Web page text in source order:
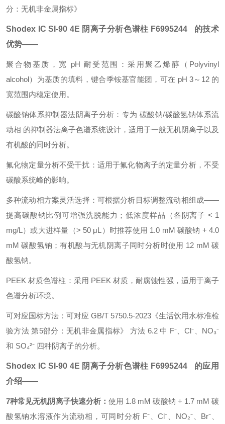
分：无机非金属指标》
Shodex IC SI-90 4E 阴离子分析色谱柱 F6995244 的技术
优势——
聚合物基质，宽 pH 耐受范围：采用聚乙烯醇（Polyvinyl
alcohol）为基质的填料，键合季铵基官能团，可在 pH 3～12 的
宽范围内稳定使用。
碳酸钠体系抑制器法阴离子分析： 专为 碳酸钠/碳酸氢钠体系流
动相 的抑制器法离子色谱系统设计，适用于一般无机阴离子以及
有机酸的同时分析。
氟化物定量分析不受干扰： 适用于氟化物离子的定量分析，不受
碳酸系统峰的影响。
多种流动相方案灵活选择： 可根据分析目标调整流动相组成——
提高碳酸钠比例可增强洗脱能力；低浓度样品（各阴离子 < 1
mg/L）或大进样量（> 50 μL）时推荐使用 1.0 mM 碳酸钠 + 4.0
mM 碳酸氢钠；有机酸与无机阴离子同时分析时使用 12 mM 碳
酸氢钠。
PEEK 材质色谱柱： 采用 PEEK 材质，耐腐蚀性强，适用于离子
色谱分析环境。
可对应国标方法： 可对应 GB/T 5750.5-2023《生活饮用水标准检
验方法 第5部分：无机非金属指标》 方法 6.2 中 F⁻、Cl⁻、NO₃⁻
和 SO₄²⁻ 四种阴离子的分析。
Shodex IC SI-90 4E 阴离子分析色谱柱 F6995244 的应用
介绍——
7种常见无机阴离子快速分析：使用 1.8 mM 碳酸钠 + 1.7 mM 碳
酸氢钠水溶液作为流动相，可同时分析 F⁻、Cl⁻、NO₂⁻、Br⁻、